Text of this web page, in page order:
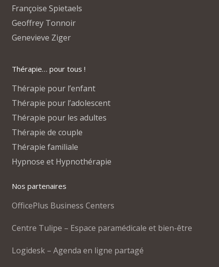
Françoise Spietaels
Geoffrey Tonnoir
Genevieve Ziger
Thérapie… pour tous !
Thérapie pour l’enfant
Thérapie pour l’adolescent
Thérapie pour les adultes
Thérapie de couple
Thérapie familiale
Hypnose et Hypnothérapie
Nos partenaires
OfficePlus Business Centers
Centre Tulipe – Espace paramédicale et bien-être
Logidesk – Agenda en ligne partagé